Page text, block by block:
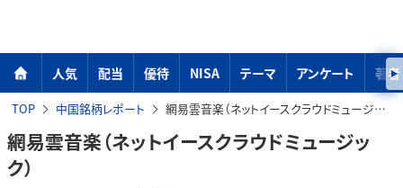
人気 配当 優待 NISA テーマ アンケート 著者
TOP 中国銘柄レポート 網易雲音楽（ネットイースクラウドミュージック）
網易雲音楽（ネットイースクラウドミュージッ
ク）